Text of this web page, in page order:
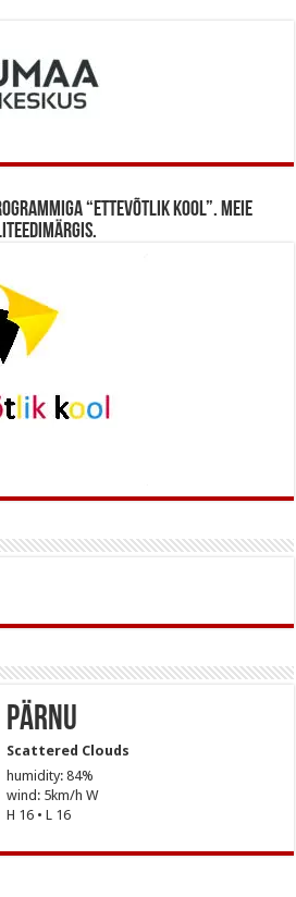
“Ettevõtlik Kool”. Meie
Pärnu
Scattered Clouds
humidity: 84%
wind: 5km/h W
H 16 • L 16